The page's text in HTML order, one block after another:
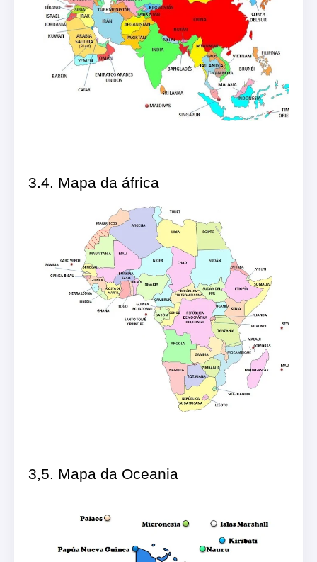
3.4. Mapa da áfrica
3,5. Mapa da Oceania